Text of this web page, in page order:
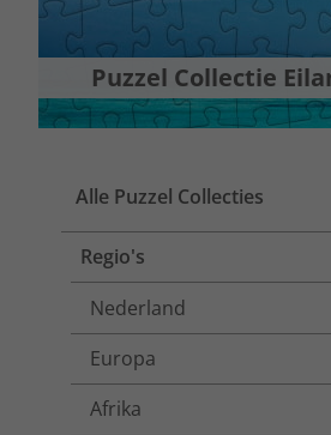
Puzzel Collectie
Alle Puzzel Collecties
Regio's
Nederland
Europa
Afrika